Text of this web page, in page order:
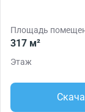
Площадь
317 м²
Этаж